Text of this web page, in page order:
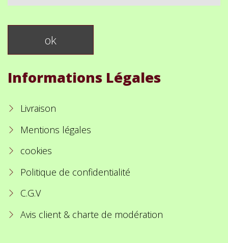
Informations Légales
Livraison
Mentions légales
cookies
Politique de confidentialité
C.G.V
Avis client & charte de modération